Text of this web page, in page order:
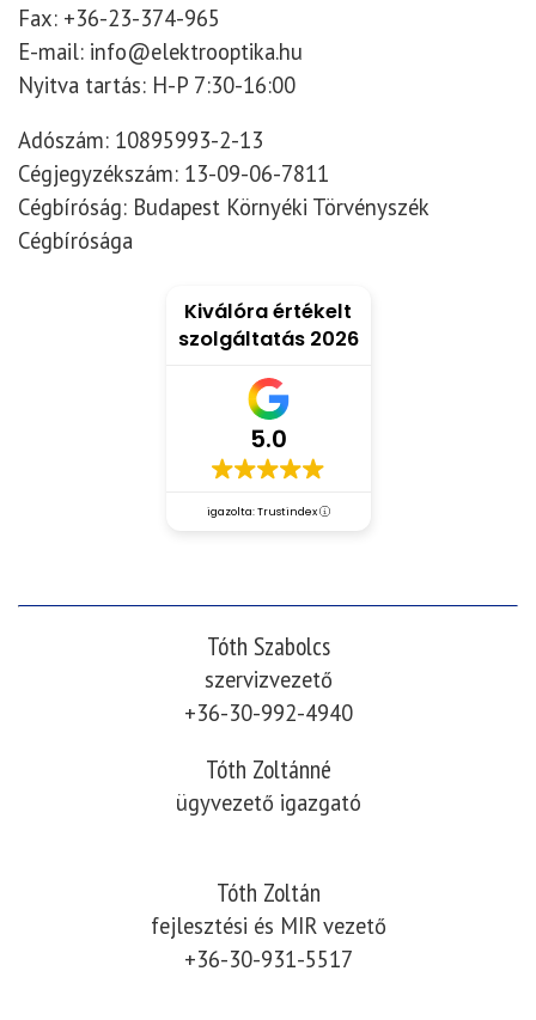
Fax: +36-23-374-965
E-mail: info@elektrooptika.hu
Nyitva tartás: H-P 7:30-16:00
Adószám: 10895993-2-13
Cégjegyzékszám: 13-09-06-7811
Cégbíróság: Budapest Környéki Törvényszék
Cégbírósága
Kiválóra értékelt
szolgáltatás 2026
5.0
igazolta: Trustindex
Tóth Szabolcs
szervizvezető
+36-30-992-4940
Tóth Zoltánné
ügyvezető igazgató
Tóth Zoltán
fejlesztési és MIR vezető
+36-30-931-5517